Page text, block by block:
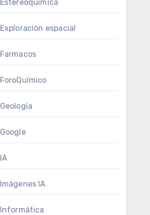
Estereoquímica
Exploración espacial
Farmacos
ForoQuímico
Geología
Google
IA
Imágenes IA
Informática